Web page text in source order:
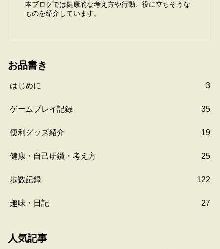
本ブログでは健康的な考え方や行動、役に立ちそうな
ものを紹介しています。
お品書き
はじめに 3
ゲームプレイ記録 35
便利グッズ紹介 19
健康・自己研鑽・考え方 25
歩数記録 122
趣味・日記 27
人気記事